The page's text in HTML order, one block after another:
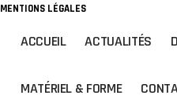
MENTIONS LÉGALES
ACCUEIL ACTUALITÉS
MATÉRIEL & FORME